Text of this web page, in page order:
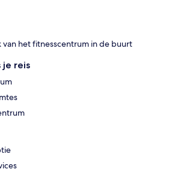
van het fitnesscentrum in de buurt
je reis